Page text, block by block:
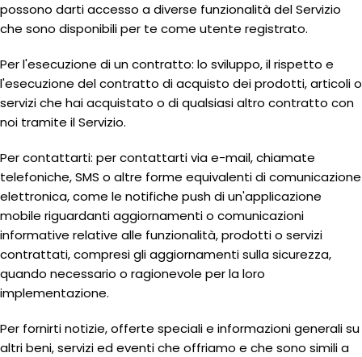
possono darti accesso a diverse funzionalità del Servizio
che sono disponibili per te come utente registrato.
Per l'esecuzione di un contratto: lo sviluppo, il rispetto e
l'esecuzione del contratto di acquisto dei prodotti, articoli o
servizi che hai acquistato o di qualsiasi altro contratto con
noi tramite il Servizio.
Per contattarti: per contattarti via e-mail, chiamate
telefoniche, SMS o altre forme equivalenti di comunicazione
elettronica, come le notifiche push di un'applicazione
mobile riguardanti aggiornamenti o comunicazioni
informative relative alle funzionalità, prodotti o servizi
contrattati, compresi gli aggiornamenti sulla sicurezza,
quando necessario o ragionevole per la loro
implementazione.
Per fornirti notizie, offerte speciali e informazioni generali su
altri beni, servizi ed eventi che offriamo e che sono simili a